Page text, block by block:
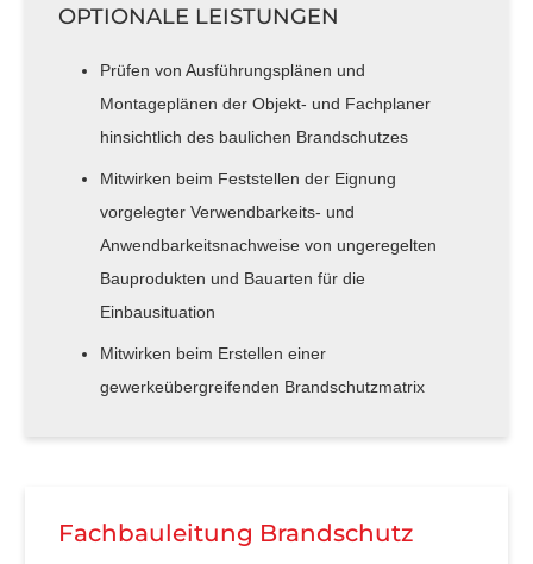
OPTIONALE LEISTUNGEN
Prüfen von Ausführungsplänen und
Montageplänen der Objekt- und Fachplaner
hinsichtlich des baulichen Brandschutzes
Mitwirken beim Feststellen der Eignung
vorgelegter Verwendbarkeits- und
Anwendbarkeitsnachweise von ungeregelten
Bauprodukten und Bauarten für die
Einbausituation
Mitwirken beim Erstellen einer
gewerkeübergreifenden Brandschutzmatrix
Fachbauleitung Brandschutz